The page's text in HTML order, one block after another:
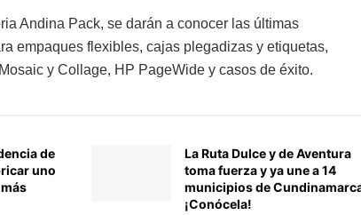
Andina Pack, se darán a conocer las últimas
empaques flexibles, cajas plegadizas y etiquetas,
y Collage, HP PageWide y casos de éxito.
de
uno
La Ruta Dulce y de Aventura
toma fuerza y ya une a 14
municipios de
¡Conócela!